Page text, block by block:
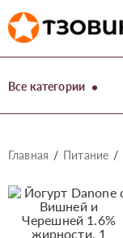
Все категории
Главная Питание